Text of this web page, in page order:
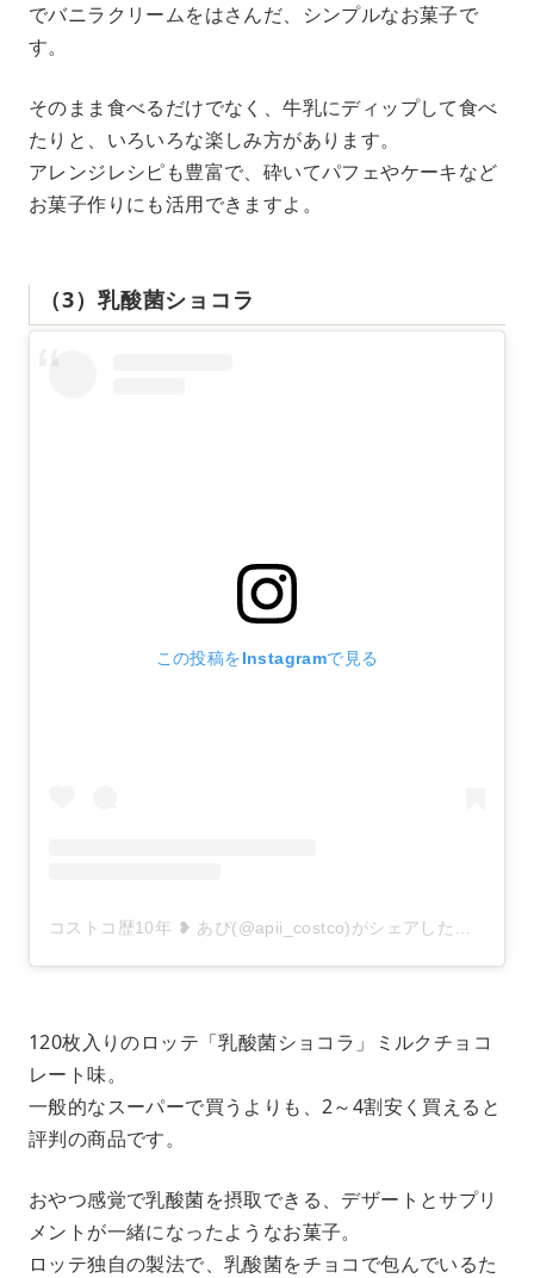
でバニラクリームをはさんだ、シンプルなお菓子で
す。
そのまま食べるだけでなく、牛乳にディップして食べ
たりと、いろいろな楽しみ方があります。
アレンジレシピも豊富で、砕いてパフェやケーキなど
お菓子作りにも活用できますよ。
（3）乳酸菌ショコラ
この投稿をInstagramで見る
120枚入りのロッテ「乳酸菌ショコラ」ミルクチョコ
レート味。
一般的なスーパーで買うよりも、2～4割安く買えると
評判の商品です。
おやつ感覚で乳酸菌を摂取できる、デザートとサプリ
メントが一緒になったようなお菓子。
ロッテ独自の製法で、乳酸菌をチョコで包んでいるた